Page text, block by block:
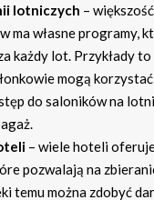
lotniczych –
ma własne programy,
każdy lot. Przykłady
mogą
do saloników na
– wiele hoteli
pozwalają na
temu można zdobyć